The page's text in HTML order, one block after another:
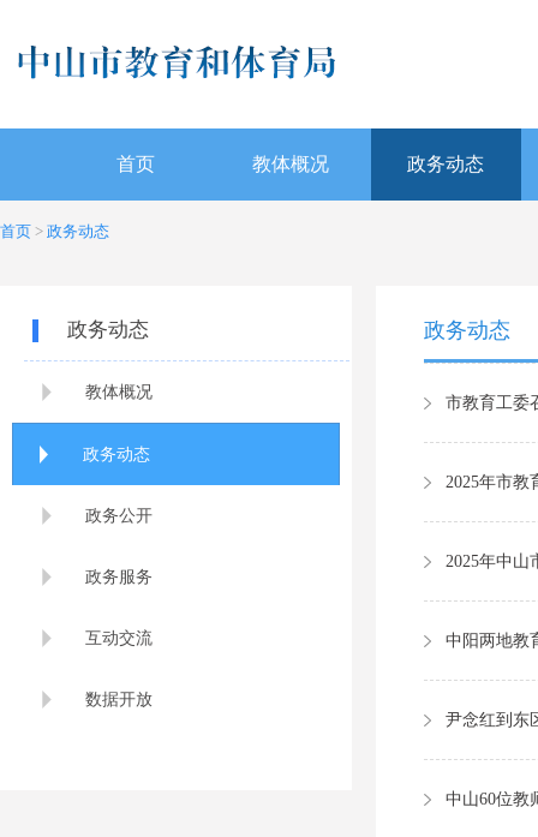
首页 教体概况 政务动态
首页 > 政务动态
政务动态
教体概况
政务动态
政务公开
政务服务
互动交流
数据开放
政务动态
市教育工委
2025年市教
2025年中山
中阳两地教
中山60位教